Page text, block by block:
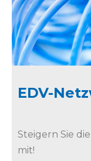
EDV-
Steigern Sie
mit!